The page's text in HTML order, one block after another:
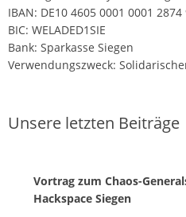
IBAN: DE10 4605 0001 0001 2874
BIC: WELADED1SIE
Bank: Sparkasse Siegen
Verwendungszweck:
Unsere letzten Beiträge
Vortrag zum Chaos-
Hackspace Siegen